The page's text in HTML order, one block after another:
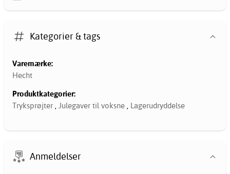
Kategorier & tags
Varemærke:
Hecht
Produktkategorier:
Tryksprøjter , Julegaver til voksne , Lagerudryddelse
Anmeldelser